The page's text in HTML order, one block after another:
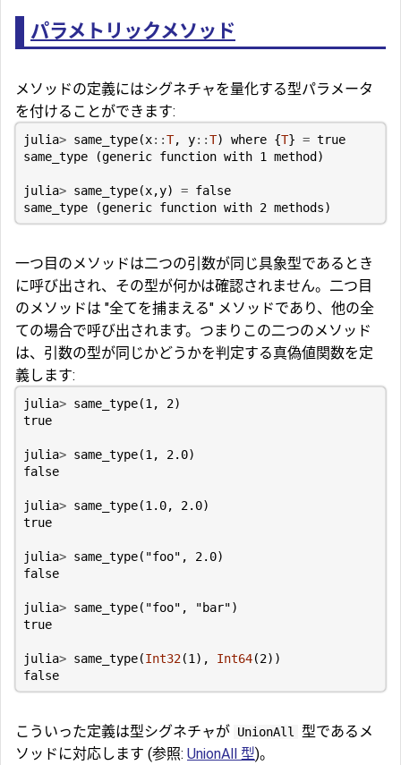
パラメトリックメソッド
メソッドの定義にはシグネチャを量化する型パラメータ
を付けることができます:
julia> same_type(x::T, y::T) where {T} = true
same_type
(generic function with 1 method)
julia> same_type(x,y) = false
same_type
(generic function with 2 methods)
一つ目のメソッドは二つの引数が同じ具象型であるとき
に呼び出され、その型が何かは確認されません。二つ目
のメソッドは "全てを捕まえる" メソッドであり、他の全
ての場合で呼び出されます。つまりこの二つのメソッド
は、引数の型が同じかどうかを判定する真偽値関数を定
義します:
julia> same_type(1 , 2)
true
julia> same_type(1 , 2.0)
false
julia> same_type(1.0, 2.0)
true
julia> same_type( "foo" , 2.0)
false
julia> same_type( "foo" , "bar")
true
julia> same_type(Int32(1 ), Int64(2))
false
こういった定義は型シグネチャが UnionAll
型であるメ
ソッドに対応します (参照: UnionAll 型)。